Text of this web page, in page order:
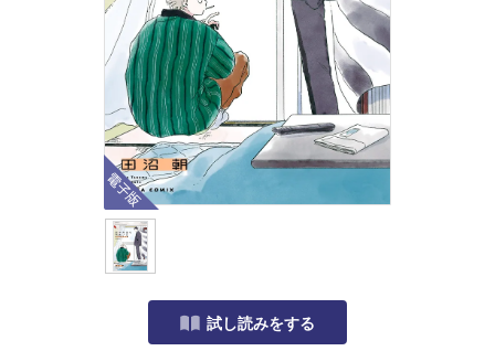
電子版
試し読みをする